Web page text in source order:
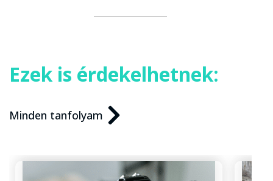
Ezek is érdekelhetnek:
Minden tanfolyam